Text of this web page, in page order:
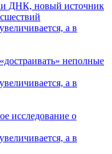
ДНК, новый источник
неполные
исследование о